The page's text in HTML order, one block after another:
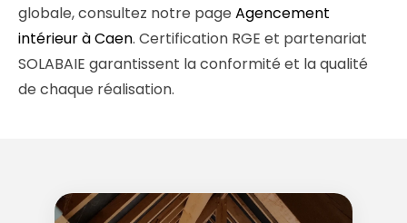
globale, consultez notre page Agencement
intérieur à Caen. Certification RGE et partenariat
SOLABAIE garantissent la conformité et la qualité
de chaque réalisation.